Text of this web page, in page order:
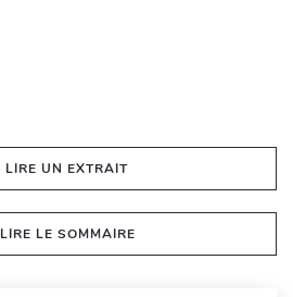
LIRE UN EXTRAIT
LIRE LE SOMMAIRE